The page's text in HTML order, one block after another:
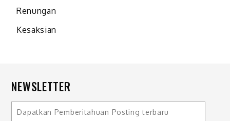
Renungan
Kesaksian
NEWSLETTER